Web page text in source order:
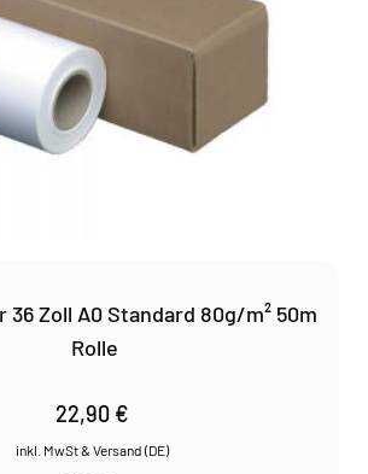
Zoll A0 Standard 80g/m² 50m
Rolle
22,90 €